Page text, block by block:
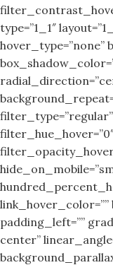
type=”1_1″
hover_type=”none”
link_hover_color=””
padding_left=””
center”